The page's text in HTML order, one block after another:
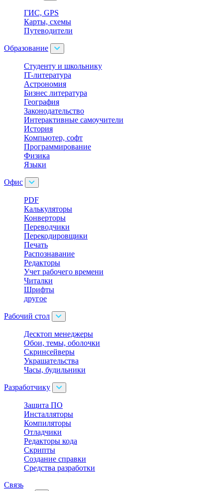
ГИС, GPS
Карты, схемы
Путеводители
Образование
Cтуденту и школьнику
IT-литература
Астрономия
Бизнес литература
География
Законодательство
Интерактивные самоучители
История
Компьютер, софт
Программирование
Физика
Языки
Офис
PDF
Калькуляторы
Конверторы
Переводчики
Перекодировщики
Печать
Распознавание
Редакторы
Учет рабочего времени
Читалки
Шрифты
другое
Рабочий стол
Десктоп менеджеры
Обои, темы, оболочки
Скринсейверы
Украшательства
Часы, будильники
Разработчику
Защита ПО
Инсталляторы
Компиляторы
Отладчики
Редакторы кода
Скрипты
Создание справки
Средства разработки
Связь